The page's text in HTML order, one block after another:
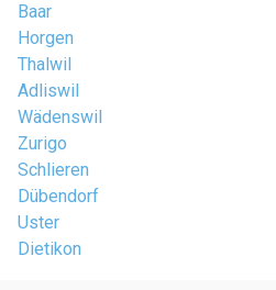
Baar
Horgen
Thalwil
Adliswil
Wädenswil
Zurigo
Schlieren
Dübendorf
Uster
Dietikon